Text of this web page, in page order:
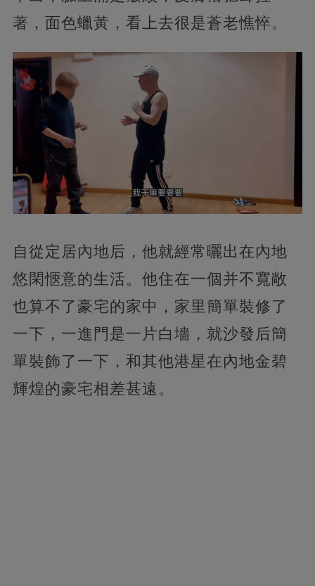
著，面色蠟黃，看上去很是蒼老憔悴。
自從定居內地后， 他就經常曬出在內地
悠閑愜意的生活。他住在一個并不寬敞
也算不了豪宅的家中，家里簡單裝修了
一下，一進門是一片白墻，就沙發后簡
單裝飾了一下，和其他港星在內地金碧
輝煌的豪宅相差甚遠。